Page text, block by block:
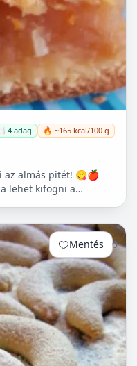
4 adag 🔥 ~165 kcal/100 g
pitét! 😋🍎
lehet kifogni a
Mentés 0